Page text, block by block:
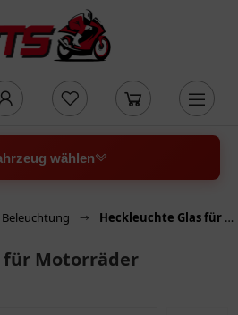
wählen
Beleuchtung Heckleuchte Glas für Motorräder
für Motorräder